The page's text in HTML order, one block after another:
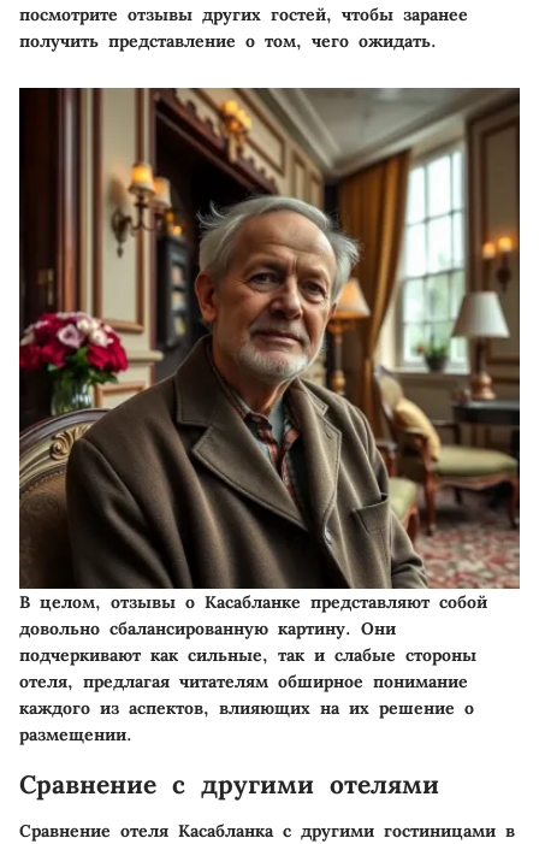
посмотрите отзывы других гостей, чтобы заранее
получить представление о том, чего ожидать.
В целом, отзывы о Касабланке представляют собой
довольно сбалансированную картину. Они
подчеркивают как сильные, так и слабые стороны
отеля, предлагая читателям обширное понимание
каждого из аспектов, влияющих на их решение о
размещении.
Сравнение с другими отелями
Сравнение отеля Касабланка с другими гостиницами в